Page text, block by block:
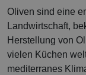
Oliven sind eine
Landwirtschaft,
Herstellung von
vielen Küchen
mediterranes